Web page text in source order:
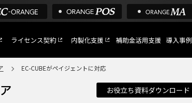
ライセンス契約 内製化支援 補助金活用支援 導入事例
EC-CUBEがペイジェントに対応
お役立ち資料ダウンロード